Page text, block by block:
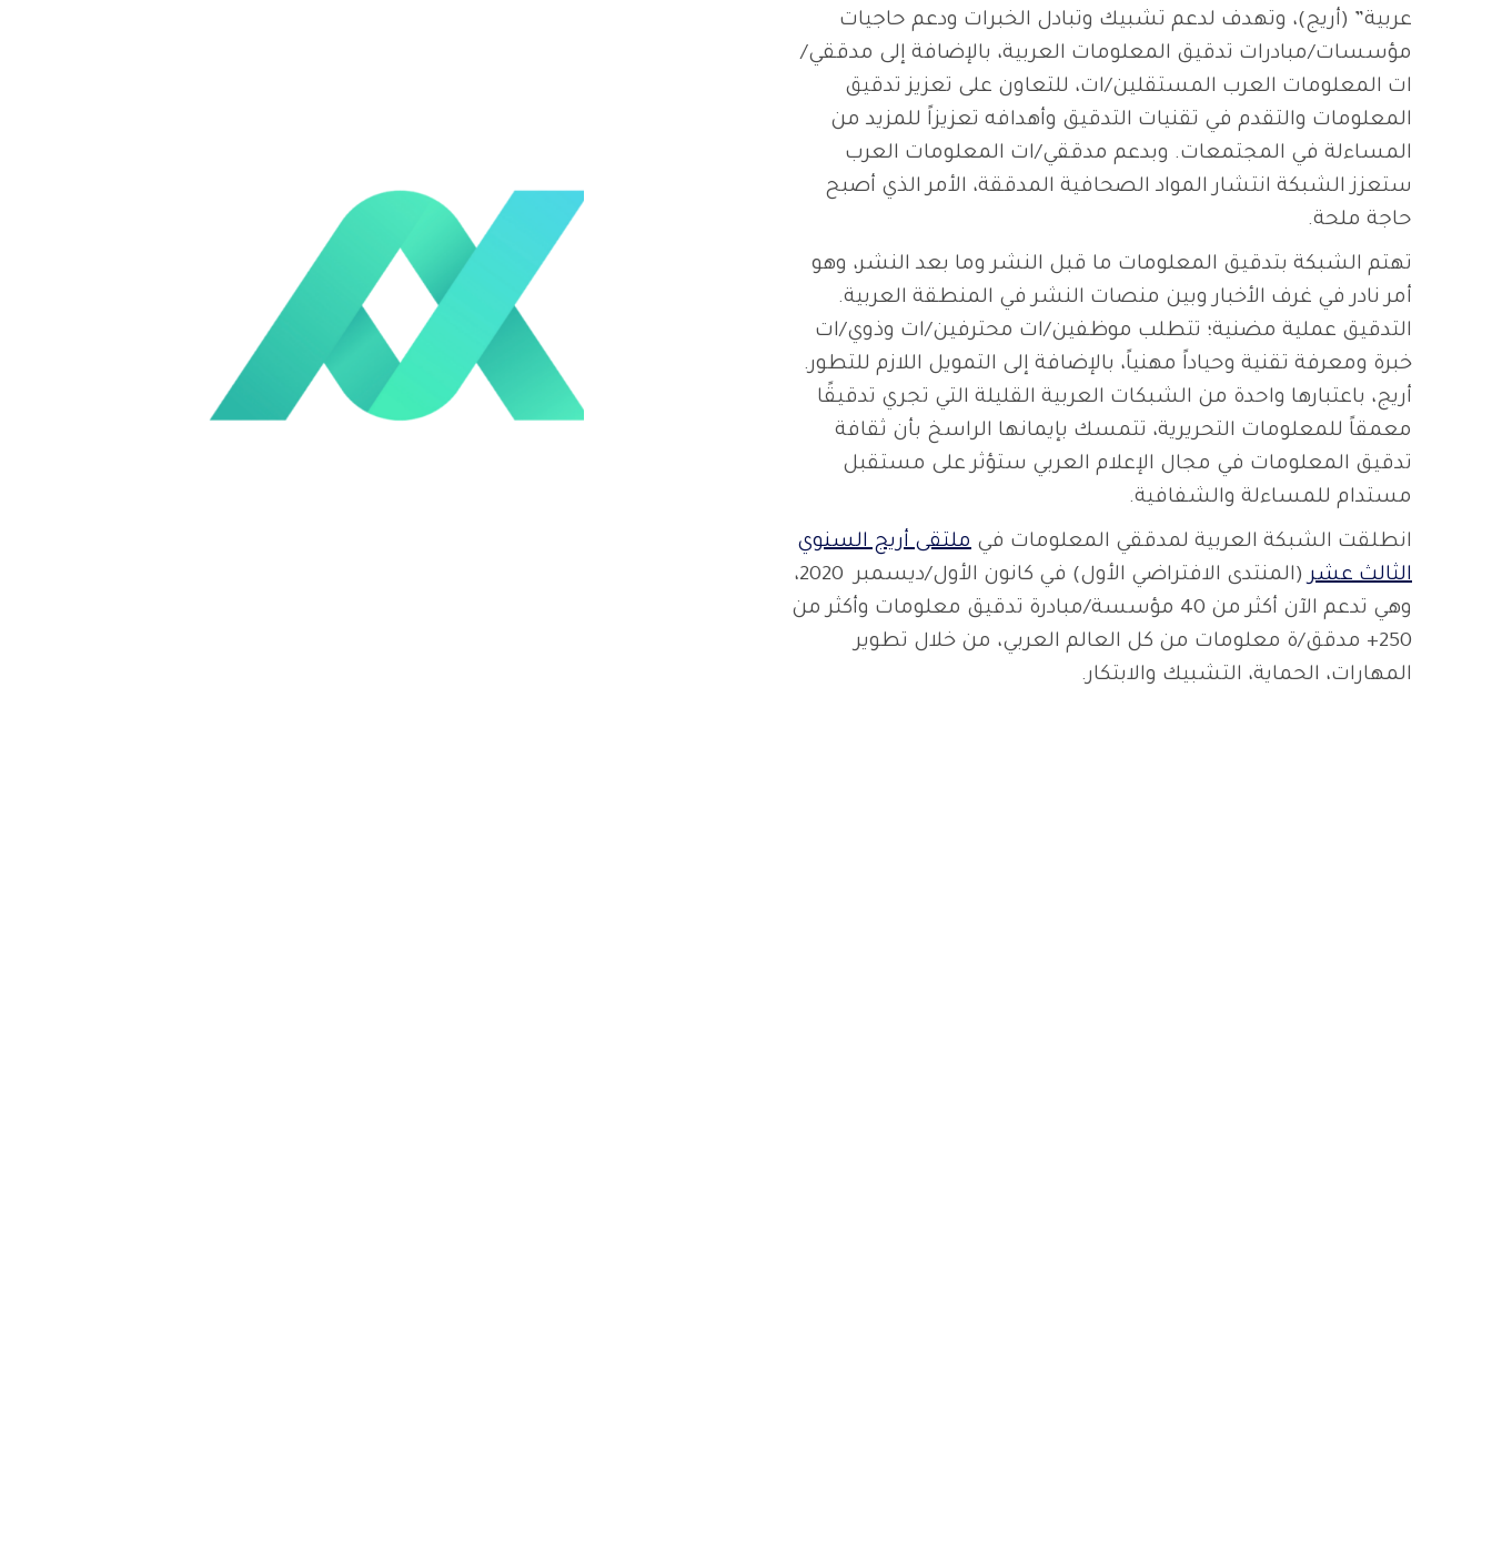
عربية” (أريج)، وتهدف لدعم تشبيك وتبادل الخبرات ودعم حاجيات
مؤسسات/مبادرات تدقيق المعلومات العربية، بالإضافة إلى مدققي/
ات المعلومات العرب المستقلين/ات، للتعاون على تعزيز تدقيق
المعلومات والتقدم في تقنيات التدقيق وأهدافه تعزيزاً للمزيد من
المساءلة في المجتمعات. وبدعم مدققي/ات المعلومات العرب
ستعزز الشبكة انتشار المواد الصحافية المدققة، الأمر الذي أصبح
حاجة ملحة.
تهتم الشبكة بتدقيق المعلومات ما قبل النشر وما بعد النشر، وهو
أمر نادر في غرف الأخبار وبين منصات النشر في المنطقة العربية.
التدقيق عملية مضنية؛ تتطلب موظفين/ات محترفين/ات وذوي/ات
خبرة ومعرفة تقنية وحياداً مهنياً، بالإضافة إلى التمويل اللازم للتطور.
أريج، باعتبارها واحدة من الشبكات العربية القليلة التي تجري تدقيقًا
معمقاً للمعلومات التحريرية، تتمسك بإيمانها الراسخ بأن ثقافة
تدقيق المعلومات في مجال الإعلام العربي ستؤثر على مستقبل
مستدام للمساءلة والشفافية.
انطلقت الشبكة العربية لمدققي المعلومات في ملتقى أريج السنوي
الثالث عشر
(المنتدى الافتراضي الأول) في كانون الأول/ديسمبر 2020،
وهي تدعم الآن أكثر من 40 مؤسسة/مبادرة تدقيق معلومات
وأكثر من
250+ مدقق/ة معلومات من كل العالم العربي، من خلال تطوير
المهارات، الحماية، التشبيك والابتكار.